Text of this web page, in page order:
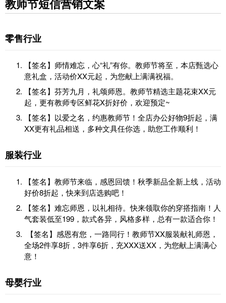
教师节短信营销文案
零售行业
【签名】师情难忘，心“礼”有你。教师节将至，本店甄选心
意礼盒，活动价XX元起，为您献上满满祝福。
【签名】芬芳九月，礼颂师恩。教师节精选主题花束XX元
起，更有教师专区鲜花X折好价，欢迎预定~
【签名】以爱之名，约惠教师节！全店办公好物9折起，满
XX更有礼品相送，多种文具任你选，助您工作顺利！
服装行业
【签名】教师节来临，感恩回馈！秋季新品全新上线，活动
好价8折起，快来到店选购吧！
【签名】难忘师恩，以礼相待。快来领取你的穿搭指南！人
气套装低至199，款式各异，风格多样，总有一款适合你！
【签名】感恩有您，一路同行！教师节XX服装献礼师恩，
全场2件享8折，3件享6折，充XXX送XX，为您献上满满心
意！
母婴行业